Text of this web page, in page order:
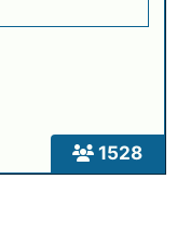
1528